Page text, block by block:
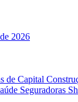
2026
de Capital
Seguradoras